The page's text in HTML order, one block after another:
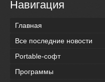
Навигация
Главная
Все последние новости
Portable-софт
Программы